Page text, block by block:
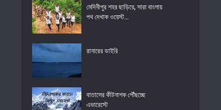
মেদিনীপুর শহর ছাড়িয়ে, সারা বাংলায়
পথ দেখাক ওয়েস্ট...
রানারের ডাইরি
বাতাসের কীটনাশক পৌঁছচ্ছে
এভারেস্টে